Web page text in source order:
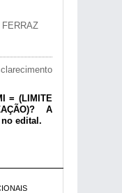
FERRAZ
= (LIMITE
A
edital.